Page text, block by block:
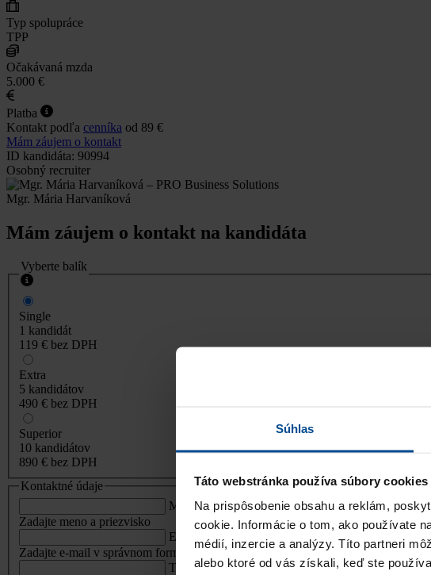
Súhlas
Táto webstránka používa súbory cookies
Na prispôsobenie obsahu a reklám,
cookie. Informácie o tom, ako používate
médií, inzercie a analýzy. Títo partneri
alebo ktoré od vás získali, keď ste
Typ spolupráce
TPP
Očakávaná mzda
5.000 €
Platba
Kontakt podľa cenníka od 89 €
Mám záujem o kontakt
ID kandidáta: 90994
Osobný recruiter
Mgr. Mária Harvaníková
Mám záujem o kontakt na kandidáta
Vyberte balík
Single
1 kandidát
119 € bez DPH
Extra
5 kandidátov
490 € bez DPH
Superior
10 kandidátov
890 € bez DPH
Kontaktné údaje
Meno a priezvisko
Zadajte meno a priezvisko
E-mail
Zadajte e-mail v správnom formáte
Telefón